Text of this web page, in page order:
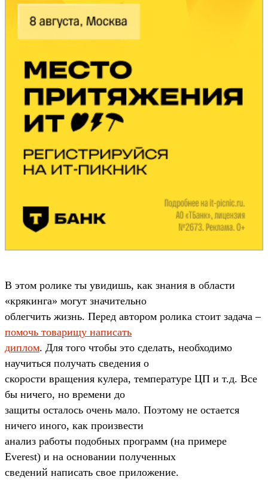
В этом ролике ты увидишь, как знания в области
«крякинга» могут значительно
облегчить жизнь. Перед автором ролика стоит задача –
помочь товарищу написать
диплом. Для того чтобы это сделать, необходимо
научиться получать сведения о
скорости вращения кулера, температуре ЦП и т.д. Все
бы ничего, но времени до
защиты осталось очень мало. Поэтому не остается
ничего иного, как произвести
анализ работы подобных программ (на примере
Everest) и на основании полученных
сведений написать свое приложение.